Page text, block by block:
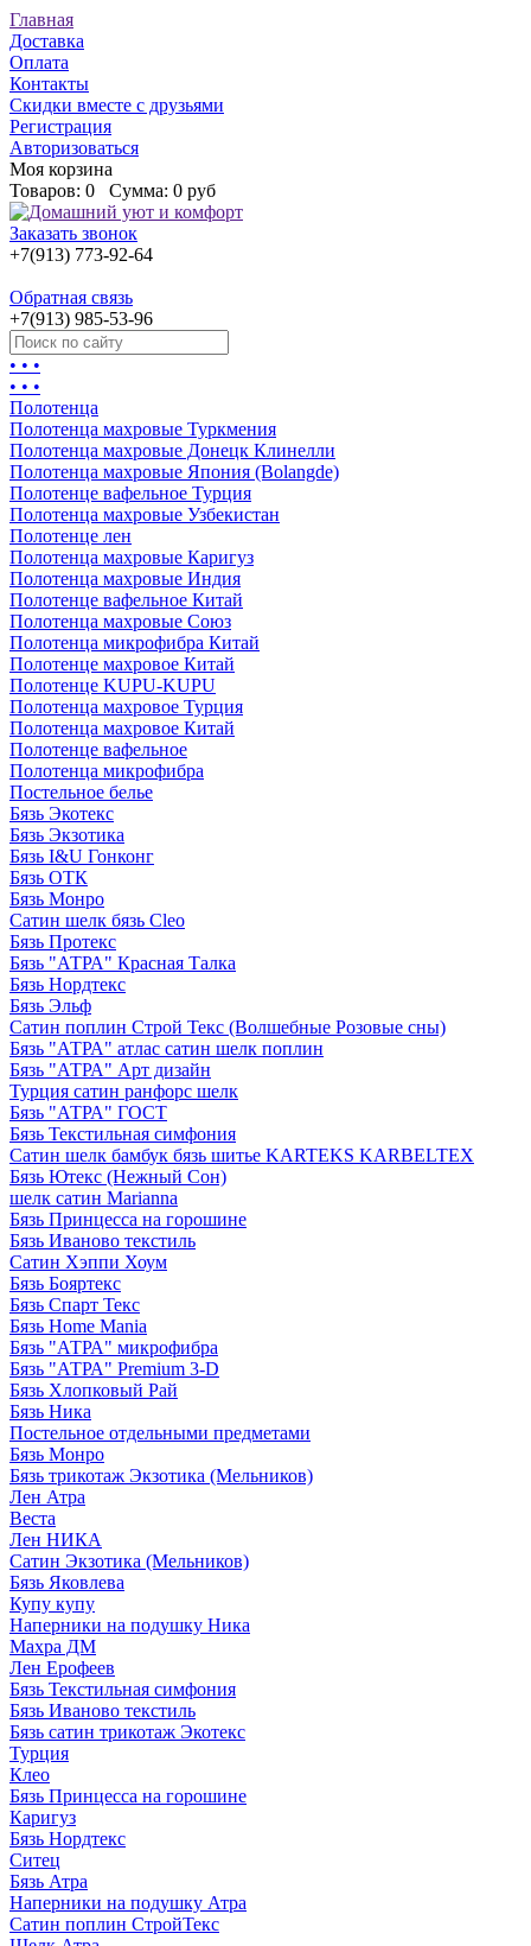
Главная
Доставка
Оплата
Контакты
Скидки вместе с друзьями
Регистрация
Авторизоваться
Моя корзина
Товаров: 0 Сумма: 0 руб
Заказать звонок
+7(913) 773-92-64
Обратная связь
+7(913) 985-53-96
• • •
• • •
Полотенца
Полотенца махровые Туркмения
Полотенца махровые Донецк Клинелли
Полотенца махровые Япония (Bolangde)
Полотенце вафельное Турция
Полотенца махровые Узбекистан
Полотенце лен
Полотенца махровые Каригуз
Полотенца махровые Индия
Полотенце вафельное Китай
Полотенца махровые Союз
Полотенца микрофибра Китай
Полотенце махровое Китай
Полотенце KUPU-KUPU
Полотенца махровое Турция
Полотенца махровое Китай
Полотенце вафельное
Полотенца микрофибра
Постельное белье
Бязь Экотекс
Бязь Экзотика
Бязь I&U Гонконг
Бязь ОТК
Бязь Монро
Сатин шелк бязь Cleo
Бязь Протекс
Бязь "АТРА" Красная Талка
Бязь Нордтекс
Бязь Эльф
Сатин поплин Строй Текс (Волшебные Розовые сны)
Бязь "АТРА" атлас сатин шелк поплин
Бязь "АТРА" Арт дизайн
Турция сатин ранфорс шелк
Бязь "АТРА" ГОСТ
Бязь Текстильная симфония
Сатин шелк бамбук бязь шитье KARTEKS KARBELTEX
Бязь Ютекс (Нежный Сон)
шелк сатин Marianna
Бязь Принцесса на горошине
Бязь Иваново текстиль
Сатин Хэппи Хоум
Бязь Бояртекс
Бязь Спарт Текс
Бязь Home Mania
Бязь "АТРА" микрофибра
Бязь "АТРА" Premium 3-D
Бязь Хлопковый Рай
Бязь Ника
Постельное отдельными предметами
Бязь Монро
Бязь трикотаж Экзотика (Мельников)
Лен Атра
Веста
Лен НИКА
Сатин Экзотика (Мельников)
Бязь Яковлева
Купу купу
Наперники на подушку Ника
Махра ДМ
Лен Ерофеев
Бязь Текстильная симфония
Бязь Иваново текстиль
Бязь сатин трикотаж Экотекс
Турция
Клео
Бязь Принцесса на горошине
Каригуз
Бязь Нордтекс
Ситец
Бязь Атра
Наперники на подушку Атра
Сатин поплин СтройТекс